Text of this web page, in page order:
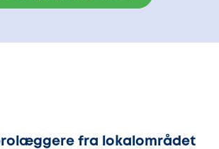
fra lokalområdet